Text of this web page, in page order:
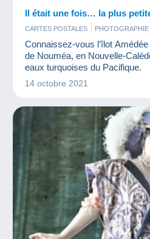
Il était une fois… la plus
CARTES POSTALES PHOTOGRAPHIE
Connaissez-vous l’îlot
de Nouméa, en Nouvelle-
eaux turquoises du Pacifique.
14 octobre 2021